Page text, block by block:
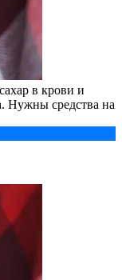
в крови и
Нужны средства на